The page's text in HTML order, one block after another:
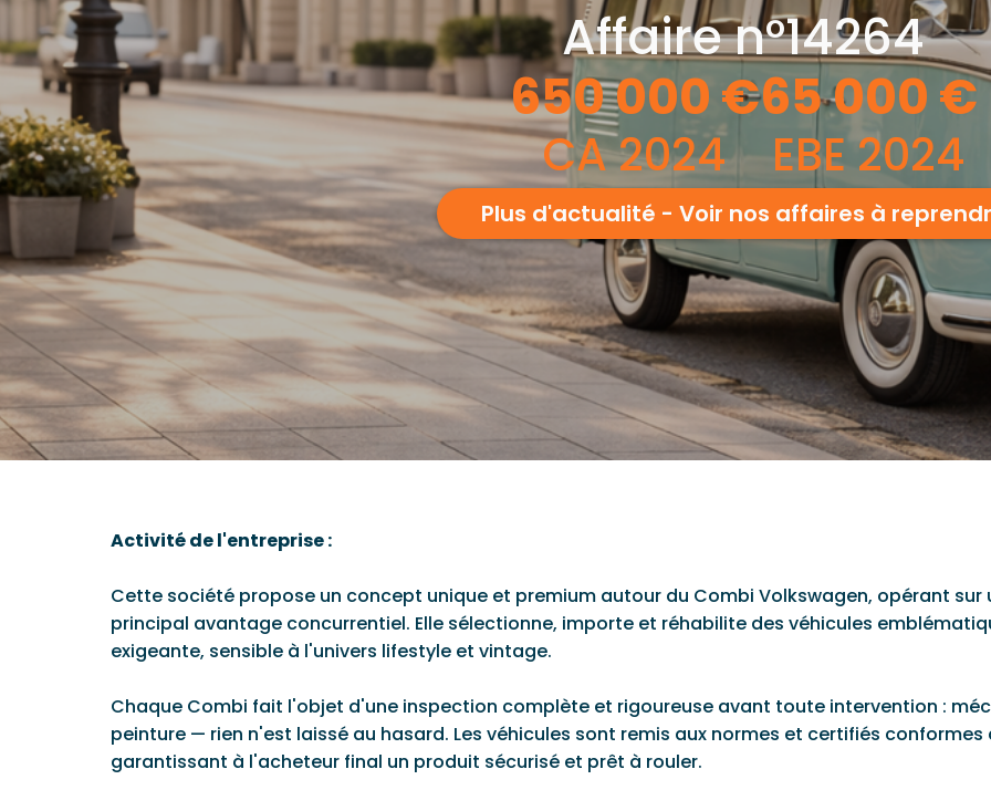
Affaire n°14264
650 000€
CA 2024
65 000€
EBE 2024
Plus d'actualité - Voir nos affaires à
Activité de l'entreprise :
Cette société propose un concept unique et premium autour du Combi Volkswagen, opérant sur
principal avantage concurrentiel. Elle sélectionne, importe et réhabilite des véhicules
exigeante, sensible à l'univers lifestyle et vintage.
Chaque Combi fait l'objet d'une inspection complète et rigoureuse avant toute intervention :
peinture — rien n'est laissé au hasard. Les véhicules sont remis aux normes et certifiés
garantissant à l'acheteur final un produit sécurisé et prêt à rouler.